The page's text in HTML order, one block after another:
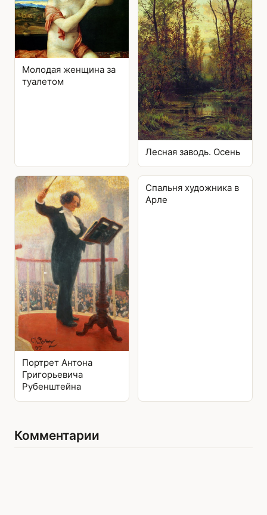
Молодая женщина за
туалетом
Лесная заводь. Осень
Портрет Антона
Григорьевича
Рубенштейна
Спальня художника в
Арле
Комментарии